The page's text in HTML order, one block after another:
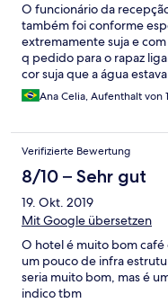
O funcionário da
também foi conforme
extremamente suja e
q pedido para o rapaz
cor suja que a água
subia muita sujeira do ralo
as máquinas que
parte . Infelizmente tudo
não era o que
, pessoas até 17 anos
consideradas bebês ,
, infelizmente não volto
Ana Celia, Aufenthalt von
Verifizierte Bewertung
8/10 – Sehr gut
19. Okt. 2019
Mit Google übersetzen
O hotel é muito bom café
um pouco de infra
seria muito bom, mas é
indico tbm